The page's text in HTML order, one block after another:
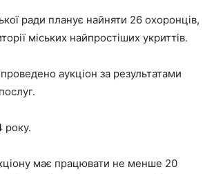
ради планує найняти 26 охоронців,
міських найпростіших укриттів.
аукціон за результатами
року.
має працювати не менше 20